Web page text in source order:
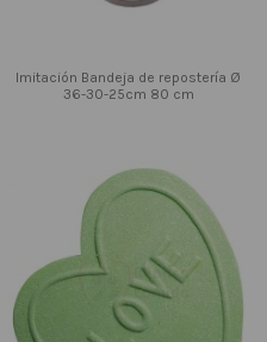
Imitación Bandeja de repostería Ø
36-30-25cm 80 cm